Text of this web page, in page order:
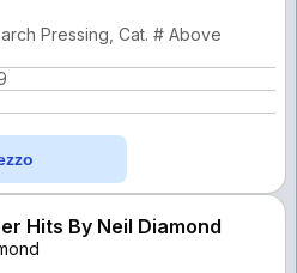
Pressing, Cat. # Above
Hits By Neil Diamond